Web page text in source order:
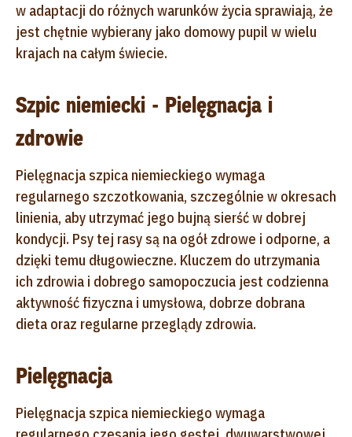
w adaptacji do różnych warunków życia sprawiają, że
jest chętnie wybierany jako domowy pupil w wielu
krajach na całym świecie.
Szpic niemiecki - Pielęgnacja i
zdrowie
Pielęgnacja szpica niemieckiego wymaga
regularnego szczotkowania, szczególnie w okresach
linienia, aby utrzymać jego bujną sierść w dobrej
kondycji. Psy tej rasy są na ogół zdrowe i odporne, a
dzięki temu długowieczne. Kluczem do utrzymania
ich zdrowia i dobrego samopoczucia jest codzienna
aktywność fizyczna i umysłowa, dobrze dobrana
dieta oraz regularne przeglądy zdrowia.
Pielęgnacja
Pielęgnacja szpica niemieckiego wymaga